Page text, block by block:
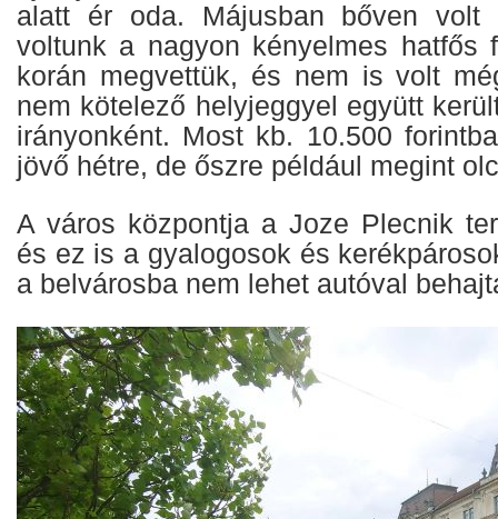
alatt ér oda. Májusban bőven volt
voltunk a nagyon kényelmes hatfős
korán megvettük, és nem is volt
nem kötelező helyjeggyel együtt
irányonként. Most kb. 10.500
jövő hétre, de őszre például megint
A város központja a Joze Plecnik
és ez is a gyalogosok és
a belvárosba nem lehet autóval